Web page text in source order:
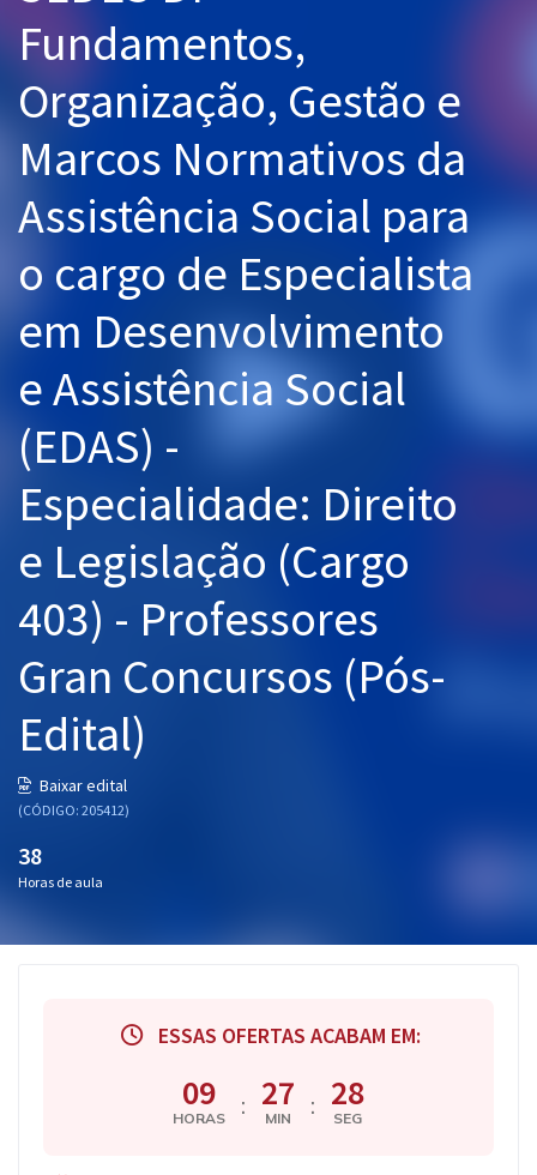
Pós
Graduação
OAB
Mentorias
Aprovados
Atendimento
Fundamentos,
Organização, Gestão e
Marcos Normativos da
Assistência Social para
o cargo de Especialista
em Desenvolvimento
e Assistência Social
(EDAS) -
Especialidade: Direito
e Legislação (Cargo
403) - Professores
Gran Concursos (Pós-
Edital)
Baixar edital
(CÓDIGO: 205412)
38
Horas de aula
ESSAS OFERTAS ACABAM EM:
09
HORAS : 27
MIN : 27
SEG